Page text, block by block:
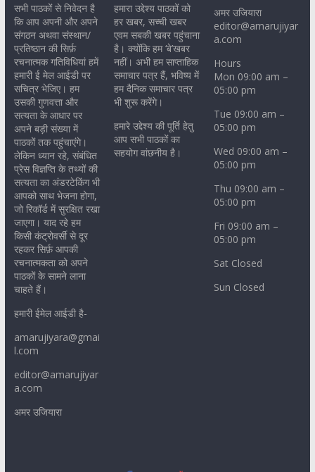
सभी पाठकों से निवेदन है
कि आप अपनी और अपने
संगठन अथवा संस्थान/
प्रतिष्ठान की सिर्फ़
रचनात्मक गतिविधियां हमें
हमारी ई मेल आईडी पर
सचित्र भेजिए। हम
उसकी गुणवत्ता और
सत्यता के आधार पर
अपने बड़ी संख्या में
पाठकों तक पहुंचाएंगे।
लेकिन ध्यान रहे, संबंधित
प्रेस विज्ञप्ति के तथ्यों की
सत्यता का अंडरटेकिंग भी
आपको साथ भेजना होगा,
जो रिकॉर्ड में सुरक्षित रखा
जाएगा। याद रहे हम
किसी कंट्रोवर्सी से दूर
रहकर सिर्फ़ आपकी
रचनात्मकता को अपने
पाठकों के सामने लाना
चाहते हैं।
हमारी ईमेल आईडी है-
amarujiyara@gmai
l.com
editor@amarujiyar
a.com
अमर उजियारा
हमारा उद्देश्य पाठकों को
हर खबर, सच्ची खबर
एवम सबकी खबर पहुंचाना
है। क्योंकि हम ‘बे’खबर
नहीं। अभी हम साप्ताहिक
समाचार पत्र हैं, भविष्य में
हम दैनिक समाचार पत्र
भी शुरू करेंगे।
हमारे उद्देश्य की पूर्ति हेतु
आप सभी पाठकों का
सहयोग वांछनीय है।
अमर उजियारा
editor@amarujiyar
a.com
Hours
Mon 09:00 am –
05:00 pm
Tue 09:00 am –
05:00 pm
Wed 09:00 am –
05:00 pm
Thu 09:00 am –
05:00 pm
Fri 09:00 am –
05:00 pm
Sat Closed
Sun Closed